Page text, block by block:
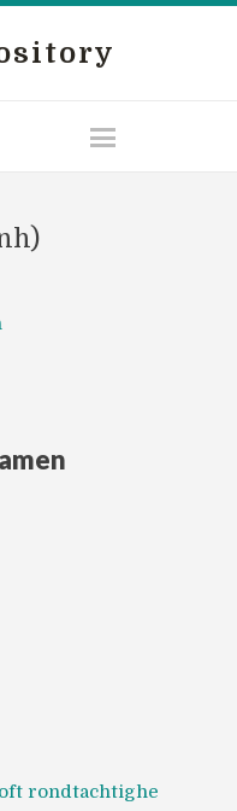
rondtachtighe